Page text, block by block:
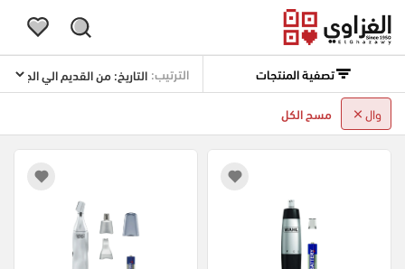
تصفية المنتجات الترتيب:
وال مسح الكل